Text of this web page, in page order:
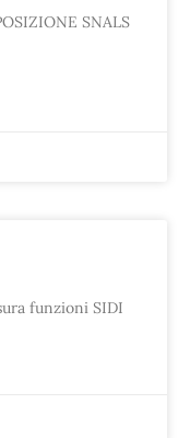
SNALS
funzioni SIDI